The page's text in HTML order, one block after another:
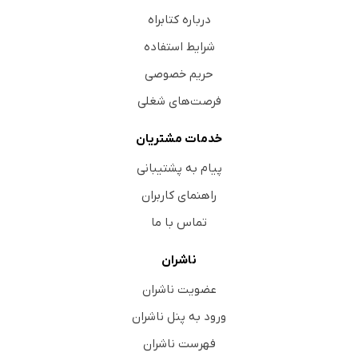
درباره کتابراه
شرایط استفاده
حریم خصوصی
فرصت‌های شغلی
خدمات مشتریان
پیام به پشتیبانی
راهنمای کاربران
تماس با ما
ناشران
عضویت ناشران
ورود به پنل ناشران
فهرست ناشران